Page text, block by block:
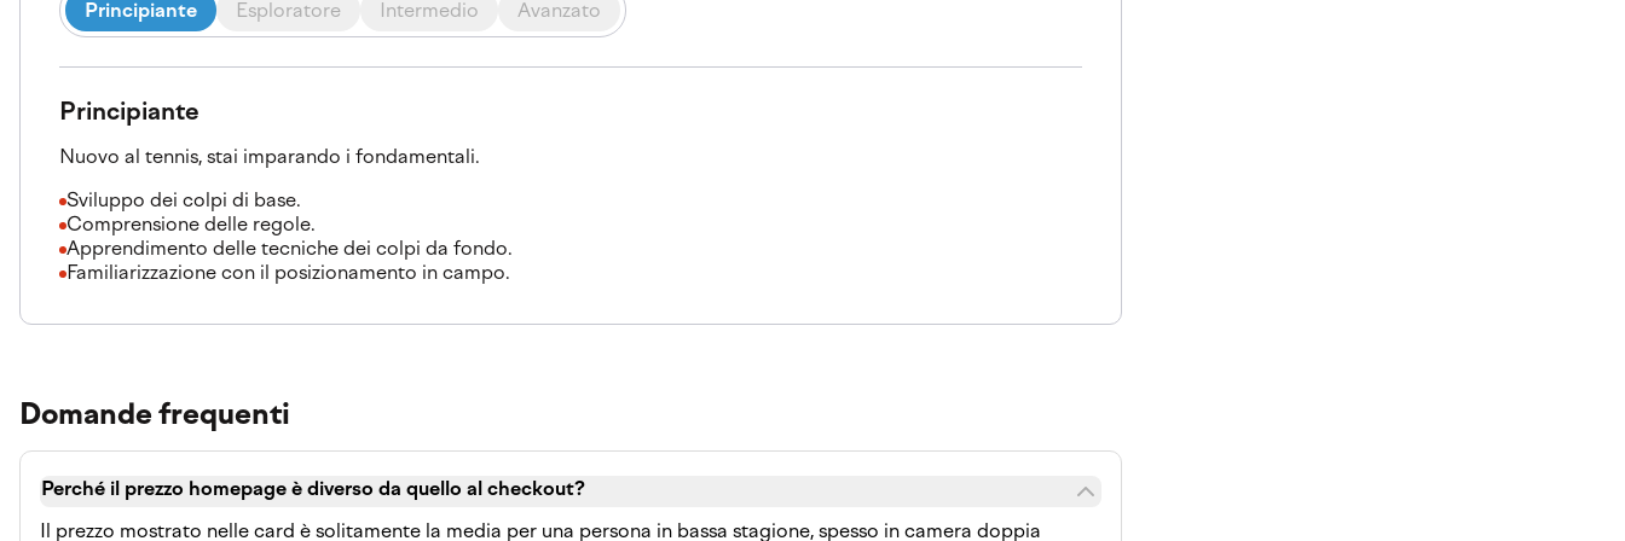
Principiante Esploratore Intermedio Avanzato
Principiante
Nuovo al tennis, stai imparando i fondamentali.
Sviluppo dei colpi di base.
Comprensione delle regole.
Apprendimento delle tecniche dei colpi da fondo.
Familiarizzazione con il posizionamento in campo.
Domande frequenti
Perché il prezzo homepage è diverso da quello al checkout?
Il prezzo mostrato nelle card è solitamente la media per una persona in bassa stagione, spesso in camera doppia